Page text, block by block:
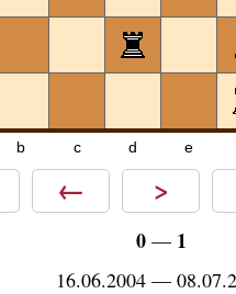
b c d e
← >
0— 1
16.06.2004 —